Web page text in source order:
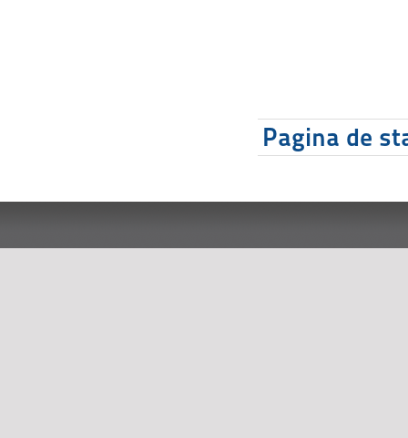
Pagina de